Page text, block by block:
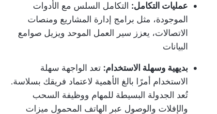
عمليات التكامل: التكامل السلس مع الأدوات
الموجودة، مثل برامج إدارة المشاريع ومنصات
الاتصالات، يعزز سير العمل الموحد ويزيل صوامع
البيانات
بديهية وسهلة الاستخدام: تعد الواجهة سهلة
الاستخدام أمرًا بالغ الأهمية لاعتماد فريقك بسلاسة.
تُعد الجدولة البسيطة للمهام ووظيفة السحب
والإفلات والوصول عبر الهاتف المحمول ميزات